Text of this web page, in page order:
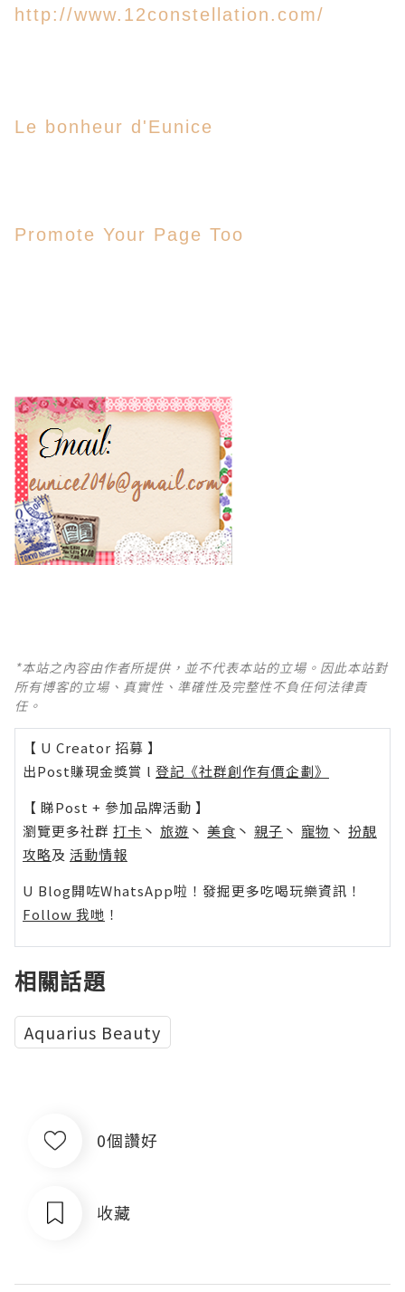
http://www.12constellation.com/
Le bonheur d'Eunice
Promote Your Page Too
*本站之內容由作者所提供，並不代表本站的立場。因此本站對
所有博客的立場、真實性、準確性及完整性不負任何法律責
任。
【 U Creator 招募 】
出Post賺現金獎賞 l 登記《社群創作有價企劃》
【 睇Post + 參加品牌活動 】
瀏覽更多社群 打卡 丶 旅遊 丶 美食 丶 親子 丶 寵物 丶 扮靚
攻略及 活動情報
U Blog開咗WhatsApp啦！發掘更多吃喝玩樂資訊！
Follow 我哋 ！
相關話題
Aquarius Beauty
0個讚好
收藏